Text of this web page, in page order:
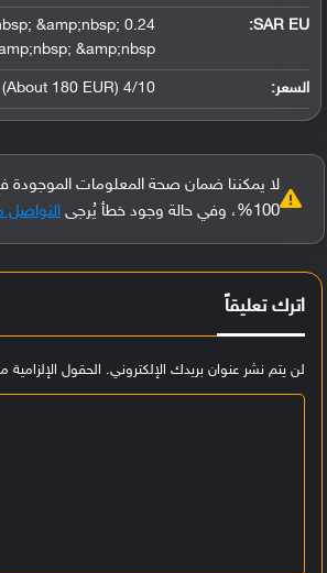
SAR EU:
&amp;nbsp;
&amp;nbsp;
السعر: 4/10 (About 180 EUR)
لا يمكننا ضمان صحة المعلومات
100%، وفي حالة وجود خطأ يُرجى
التواصل
اترك تعليقاً
لن يتم نشر عنوان بريدك الإلكتروني. الحقول الإلزامية